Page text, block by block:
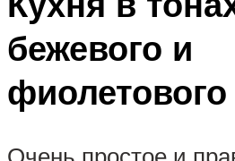
бежевого и
фиолетового